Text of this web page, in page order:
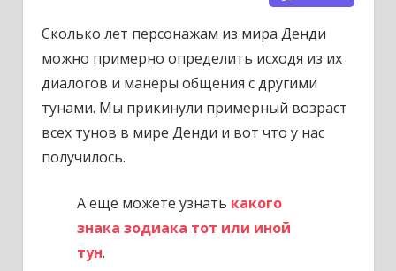
Сколько лет персонажам из мира Денди
можно примерно определить исходя из их
диалогов и манеры общения с другими
тунами. Мы прикинули примерный возраст
всех тунов в мире Денди и вот что у нас
получилось.
А еще можете узнать какого
знака зодиака тот или иной
тун.